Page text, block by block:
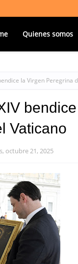
Quienes somos
la Virgen Peregrina
Vaticano
octubre 21, 2025